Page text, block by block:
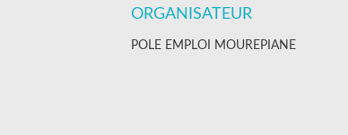
ORGANISATEUR
POLE EMPLOI MOUREPIANE